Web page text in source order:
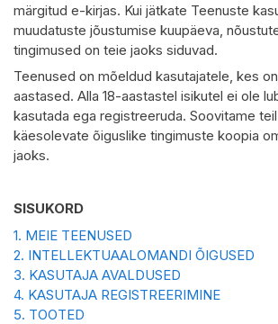
märgitud e-kirjas. Kui jätkate Teenuste
muudatuste jõustumise kuupäeva,
tingimused on teie jaoks siduvad.
Teenused on mõeldud kasutajatele, kes
aastased. Alla 18-aastastel isikutel ei ole
kasutada ega registreeruda. Soovitame
käesolevate õiguslike tingimuste koopia
jaoks.
SISUKORD
1. MEIE TEENUSED
2. INTELLEKTUAALOMANDI ÕIGUSED
3. KASUTAJA AVALDUSED
4. KASUTAJA REGISTREERIMINE
5. TOOTED